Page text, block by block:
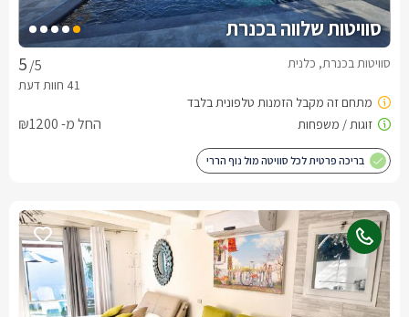
סוויטות שלווה בכנרת
/5 סוויטות בכנרת, כלנית
החל מ- ₪1200
בריכה פרטית לכל סוויטה מול נוף הררי